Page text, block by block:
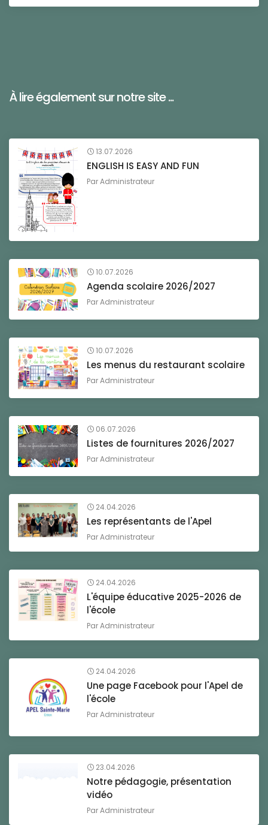
À lire également sur notre site ...
13.07.2026
ENGLISH IS EASY AND FUN
ParAdministrateur
10.07.2026
Agenda scolaire 2026/2027
ParAdministrateur
10.07.2026
Les menus du restaurant scolaire
ParAdministrateur
06.07.2026
Listes de fournitures 2026/2027
ParAdministrateur
24.04.2026
Les représentants de l'Apel
ParAdministrateur
24.04.2026
L'équipe éducative 2025-2026 de
l'école
ParAdministrateur
24.04.2026
Une page Facebook pour l'Apel de
l'école
ParAdministrateur
23.04.2026
Notre pédagogie, présentation
vidéo
ParAdministrateur